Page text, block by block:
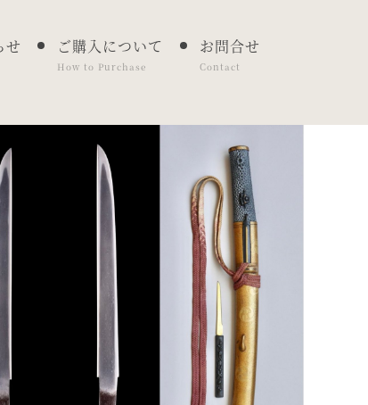
せ ご購入について
How to Purchase
お問合せ
Contact